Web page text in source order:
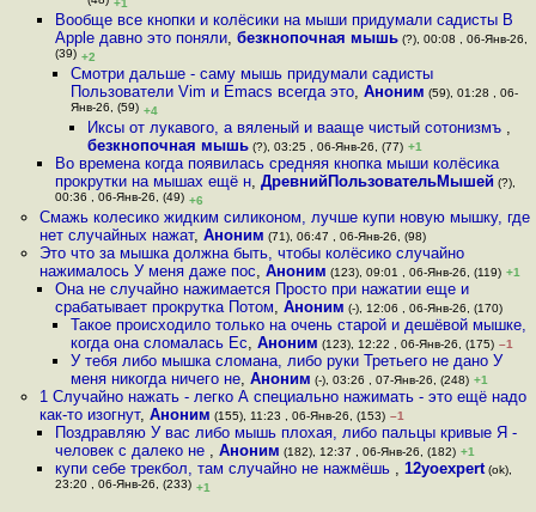
+1
Вообще все кнопки и колёсики на мыши придумали садисты В
Apple давно это поняли, безкнопочная мышь(?), 00:08 , 06-Янв-26,
(39) +2
Смотри дальше - саму мышь придумали садисты
Пользователи Vim и Emacs всегда это,Аноним (59), 01:28 , 06-
Янв-26, (59) +4
Иксы от лукавого, а вяленый и вааще чистый сотонизмъ ,
безкнопочная мышь(?), 03:25 , 06-Янв-26, (77) +1
Во времена когда появилась средняя кнопка мыши колёсика
прокрутки на мышах ещё н, ДревнийПользовательМышей (?),
00:36 , 06-Янв-26, (49) +6
Смажь колесико жидким силиконом, лучше купи новую мышку, где
нет случайных нажат, Аноним (71), 06:47 , 06-Янв-26, (98)
Это что за мышка должна быть, чтобы колёсико случайно
нажималось У меня даже пос, Аноним (123), 09:01 , 06-Янв-26, (119) +1
Она не случайно нажимается Просто при нажатии еще и
срабатывает прокрутка Потом, Аноним (-), 12:06 , 06-Янв-26, (170)
Такое происходило только на очень старой и дешёвой мышке,
когда она сломалась Ес,Аноним (123), 12:22 , 06-Янв-26, (175) –1
У тебя либо мышка сломана, либо руки Третьего не дано У
меня никогда ничего не,Аноним (-), 03:26 , 07-Янв-26, (248) +1
1 Случайно нажать - легко А специально нажимать - это ещё надо
как-то изогнут, Аноним (155), 11:23 , 06-Янв-26, (153) –1
Поздравляю У вас либо мышь плохая, либо пальцы кривые Я -
человек с далеко не , Аноним (182), 12:37 , 06-Янв-26, (182) +1
купи себе трекбол, там случайно не нажмёшь , 12yoexpert(ok),
23:20 , 06-Янв-26, (233) +1